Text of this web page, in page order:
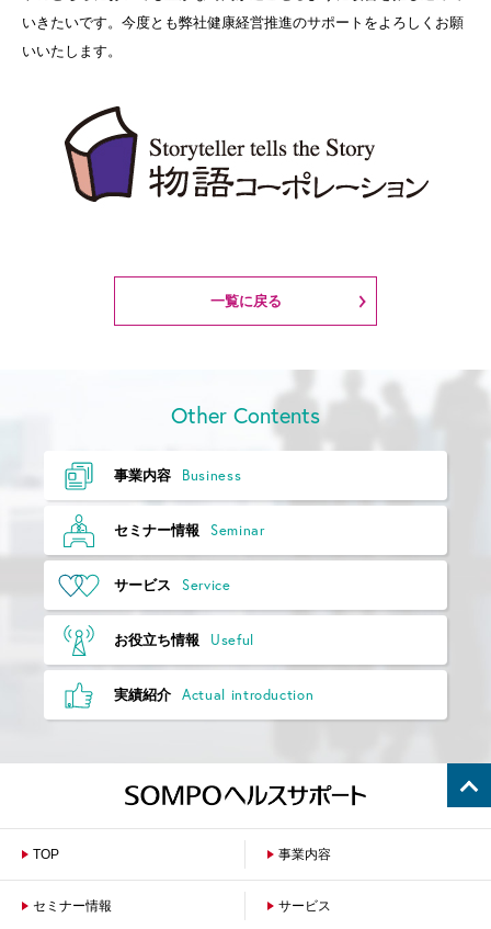
いきたいです。今度とも弊社健康経営推進のサポートをよろしくお願
いいたします。
一覧に戻る
Other Contents
事業内容 Business
セミナー情報 Seminar
サービス Service
お役立ち情報 Useful
実績紹介 Actual introduction
TOP 事業内容
セミナー情報 サービス